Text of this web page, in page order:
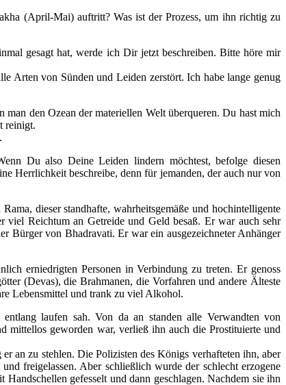
(April-Mai) auftritt? Was ist der Prozess, um ihn richtig zu
gesagt hat, werde ich Dir jetzt beschreiben. Bitte höre mir
Arten von Sünden und Leiden zerstört. Ich habe lange genug
den Ozean der materiellen Welt überqueren. Du hast mich
reinigt.
Du also Deine Leiden lindern möchtest, befolge diesen
Herrlichkeit beschreibe, denn für jemanden, der auch nur von
dieser standhafte, wahrheitsgemäße und hochintelligente
viel Reichtum an Getreide und Geld besaß. Er war auch sehr
Bürger von Bhadravati. Er war ein ausgezeichneter Anhänger
erniedrigten Personen in Verbindung zu treten. Er genoss
(Devas), die Brahmanen, die Vorfahren und andere Älteste
Lebensmittel und trank zu viel Alkohol.
laufen sah. Von da an standen alle Verwandten von
mittellos geworden war, verließ ihn auch die Prostituierte und
an zu stehlen. Die Polizisten des Königs verhafteten ihn, aber
freigelassen. Aber schließlich wurde der schlecht erzogene
gefesselt und dann geschlagen. Nachdem sie ihn